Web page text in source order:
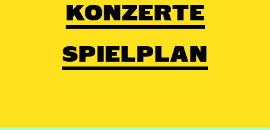
KONZERTE
SPIELPLAN